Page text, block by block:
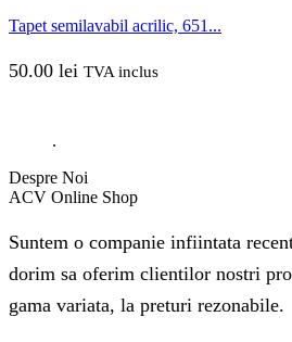
Tapet semilavabil acrilic, 651...
50.00 lei TVA inclus
.
Despre Noi
ACV Online Shop
Suntem o companie infiintata
dorim sa oferim clientilor nostri
gama variata, la preturi rezonabile.